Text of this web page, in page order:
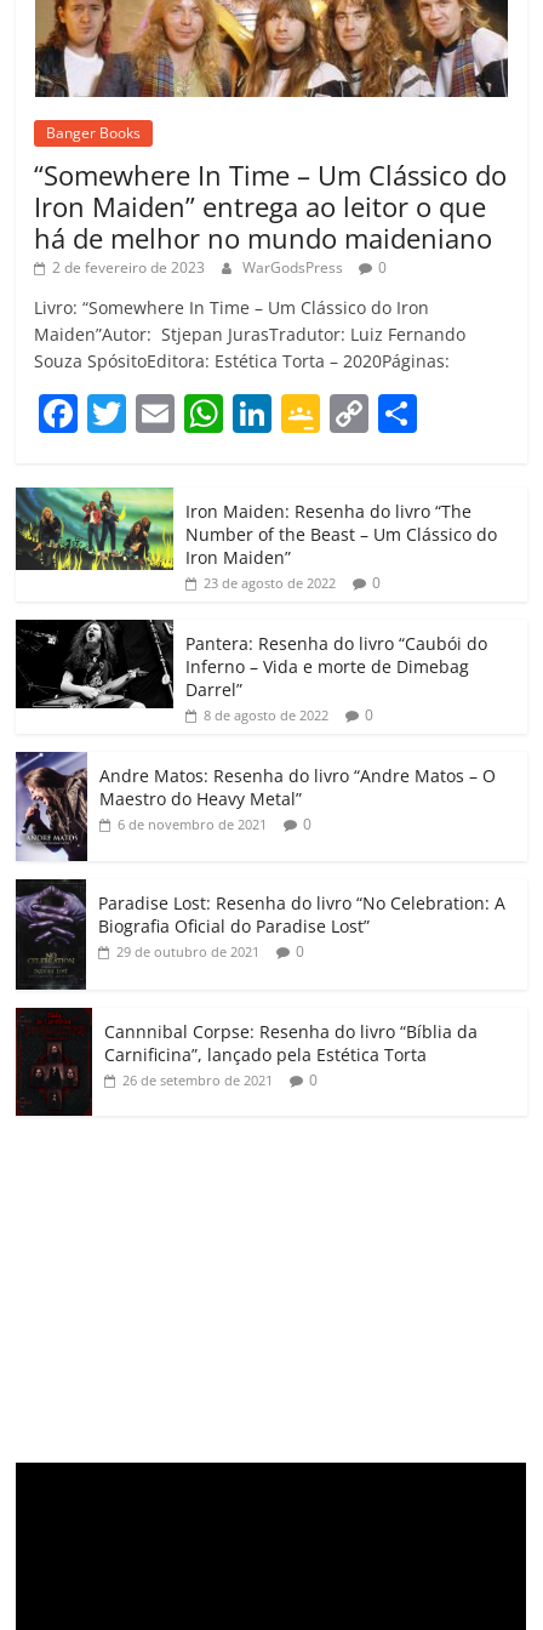
Banger Books
“Somewhere In Time – Um Clássico do
Iron Maiden” entrega ao leitor o que
há de melhor no mundo maideniano
2 de fevereiro de 2023 WarGodsPress 0
Livro: “Somewhere In Time – Um Clássico do Iron
Maiden”Autor: Stjepan JurasTradutor: Luiz Fernando
Souza SpósitoEditora: Estética Torta – 2020Páginas:
F
c
e
b
o
o
k
T
itt
er
E W
at
s
A
p
Li
e
dI
G
gl
e
Cl
a
ss
ro
o
C
p
y
Li
k
m
p
h
ar
Iron Maiden: Resenha do livro “The
Number of the Beast – Um Clássico do
Iron Maiden”
23 de agosto de 2022 0
Pantera: Resenha do livro “Caubói do
Inferno – Vida e morte de Dimebag
Darrel”
8 de agosto de 2022 0
Andre Matos: Resenha do livro “Andre Matos – O
Maestro do Heavy Metal”
6 de novembro de 2021 0
Paradise Lost: Resenha do livro “No Celebration: A
Biografia Oficial do Paradise Lost”
29 de outubro de 2021 0
Cannnibal Corpse: Resenha do livro “Bíblia da
Carnificina”, lançado pela Estética Torta
26 de setembro de 2021 0